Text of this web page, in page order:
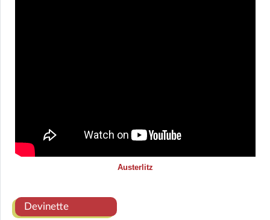
Austerlitz
Devinette